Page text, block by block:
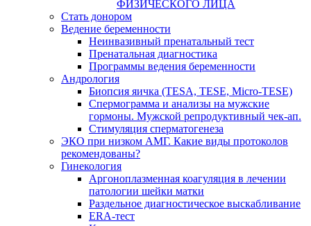
ФИЗИЧЕСКОГО ЛИЦА
Стать донором
Ведение беременности
Неинвазивный пренатальный тест
Пренатальная диагностика
Программы ведения беременности
Андрология
Биопсия яичка (TESA, TESE, Micro-TESE)
Спермограмма и анализы на мужские
гормоны. Мужской репродуктивный чек-ап.
Стимуляция сперматогенеза
ЭКО при низком АМГ. Какие виды протоколов
рекомендованы?
Гинекология
Аргоноплазменная коагуляция в лечении
патологии шейки матки
Раздельное диагностическое выскабливание
ERA-тест